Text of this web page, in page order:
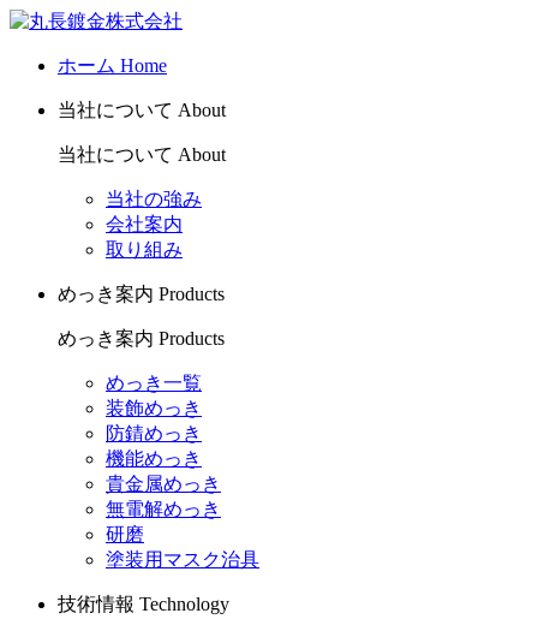
ホーム Home
当社について About
当社について About
当社の強み
会社案内
取り組み
めっき案内 Products
めっき案内 Products
めっき一覧
装飾めっき
防錆めっき
機能めっき
貴金属めっき
無電解めっき
研磨
塗装用マスク治具
技術情報 Technology